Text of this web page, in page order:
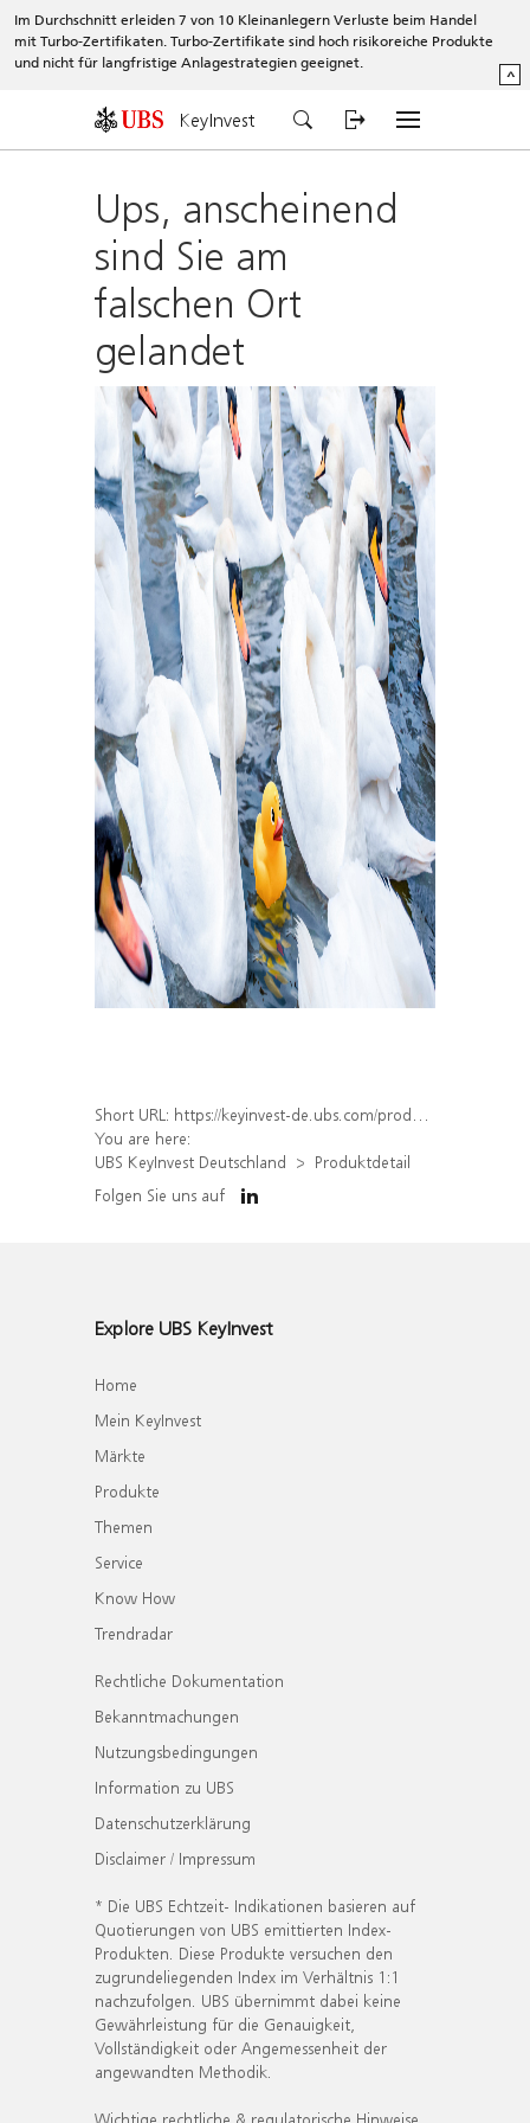
Im Durchschnitt erleiden 7 von 10 Kleinanlegern Verluste beim Handel
mit Turbo-Zertifikaten. Turbo-Zertifikate sind hoch risikoreiche Produkte
und nicht für langfristige Anlagestrategien geeignet.
^
KeyInvest
Ups, anscheinend
sind Sie am
falschen Ort
gelandet
Short URL: https://keyinvest-de.ubs.com/produkt/detail/index/isin/DE000WA8PT01
You are here:
UBS KeyInvest Deutschland
Produktdetail
Folgen Sie uns auf
Explore UBS KeyInvest
Home
Mein KeyInvest
Märkte
Produkte
Themen
Service
Know How
Trendradar
Rechtliche Dokumentation
Bekanntmachungen
Nutzungsbedingungen
Information zu UBS
Datenschutzerklärung
Disclaimer / Impressum
* Die UBS Echtzeit- Indikationen basieren auf
Quotierungen von UBS emittierten Index-
Produkten. Diese Produkte versuchen den
zugrundeliegenden Index im Verhältnis 1:1
nachzufolgen. UBS übernimmt dabei keine
Gewährleistung für die Genauigkeit,
Vollständigkeit oder Angemessenheit der
angewandten Methodik.